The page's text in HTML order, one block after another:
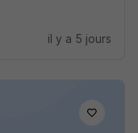
il y a 5 jours